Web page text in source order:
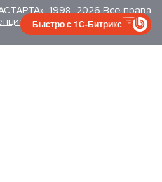
1998–2026 Все права
Быстро с 1С-Битрикс